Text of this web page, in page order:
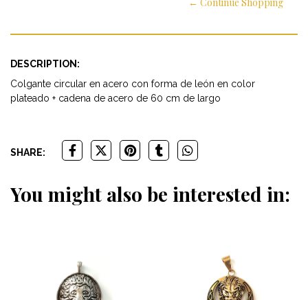
← Continue Shopping
DESCRIPTION:
Colgante circular en acero con forma de león en color
plateado + cadena de acero de 60 cm de largo
SHARE:
You might also be interested in: